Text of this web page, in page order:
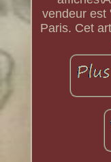
vendeur est
Paris. Cet